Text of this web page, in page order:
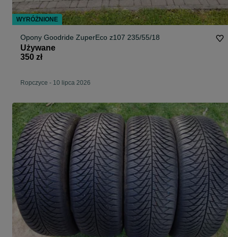
Opony Goodride ZuperEco z107 235/55/18
Używane
350 zł
Ropczyce - 10 lipca 2026
WYRÓŻNIONE